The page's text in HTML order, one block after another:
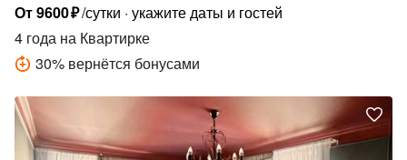
От9600₽/сутки укажите даты и гостей
4 года на Квартирке
30% вернётся бонусами